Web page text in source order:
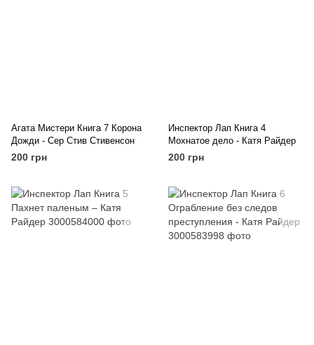
Агата Мистери Книга 7 Корона
Дожди - Сер Стив Стивенсон
200 грн
Инспектор Лап Книга 4
Мохнатое дело - Катя Райдер
200 грн